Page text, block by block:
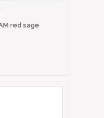
red sage